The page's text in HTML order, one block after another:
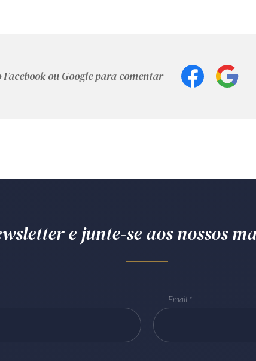
ou Google para comentar
e junte-se aos nossos
Email